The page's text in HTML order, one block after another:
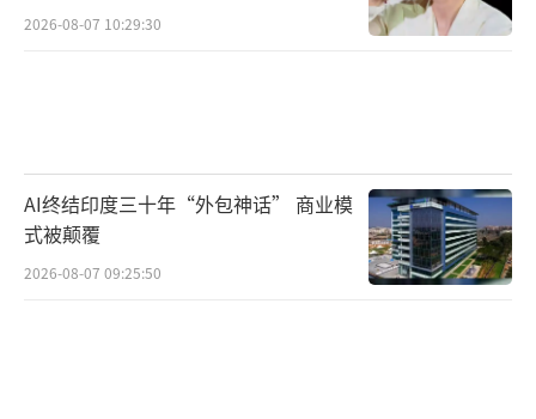
2026-08-07 10:29:30
AI终结印度三十年“外包神话” 商业模
式被颠覆
2026-08-07 09:25:50